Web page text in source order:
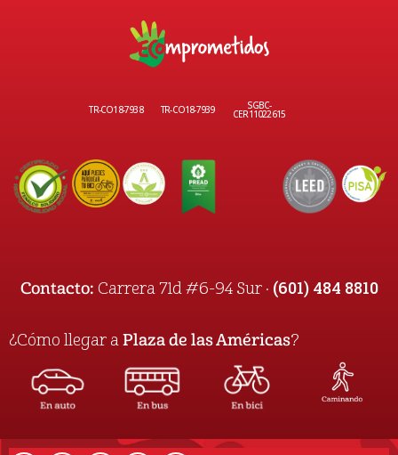
TR-CO18-7938 TR-CO18-7939 SGBC-
CER11022615
Contacto: Carrera 71d #6-94 Sur · (601) 484 8810
¿Cómo llegar a Plaza de las Américas?